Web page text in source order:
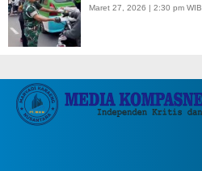
Maret 27, 2026 | 2:30 pm WIB